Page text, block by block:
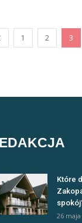
1 2 3
Które
26 maja